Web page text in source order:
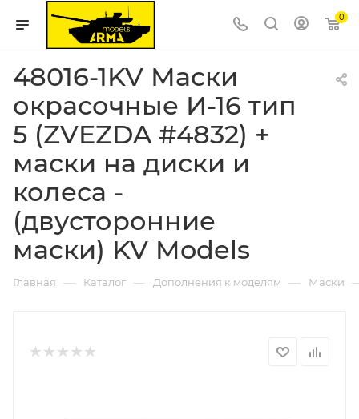
0
48016-1KV Маски
окрасочные И-16 тип
5 (ZVEZDA #4832) +
маски на диски и
колеса -
(двусторонние
маски) KV Models
Главная — Каталог — Дополнения к моделям — Маски